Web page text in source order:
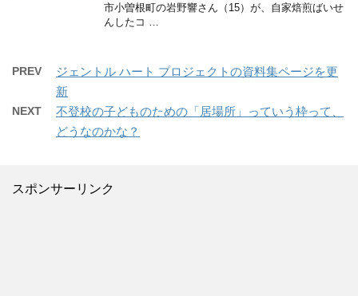
市小曽根町の岩野響さん（15）が、自家焙煎ばいせ
んしたコ …
PREV
ジェントル ハート プロジェクトの資料集ページを更
新
NEXT
不登校の子どものための「居場所」っていう枠って、
どうなのかな？
スポンサーリンク